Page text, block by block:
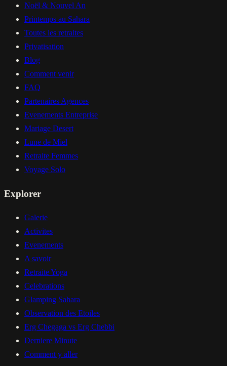
Noël & Nouvel An
Printemps au Sahara
Toutes les retraites
Privatisation
Blog
Comment venir
FAQ
Partenaires Agences
Evenements Entreprise
Mariage Desert
Lune de Miel
Retraite Femmes
Voyage Solo
Explorer
Galerie
Activites
Evenements
A savoir
Retraite Yoga
Celebrations
Glamping Sahara
Observation des Etoiles
Erg Chegaga vs Erg Chebbi
Derniere Minute
Comment y aller